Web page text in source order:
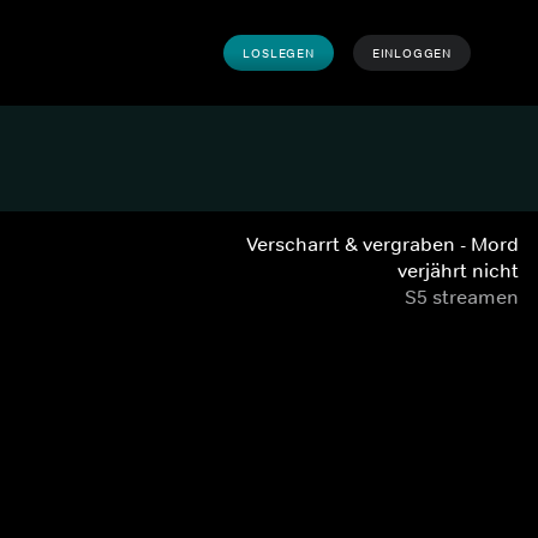
LOSLEGEN EINLOGGEN
Verscharrt & vergraben - Mord
verjährt nicht
S5 streamen